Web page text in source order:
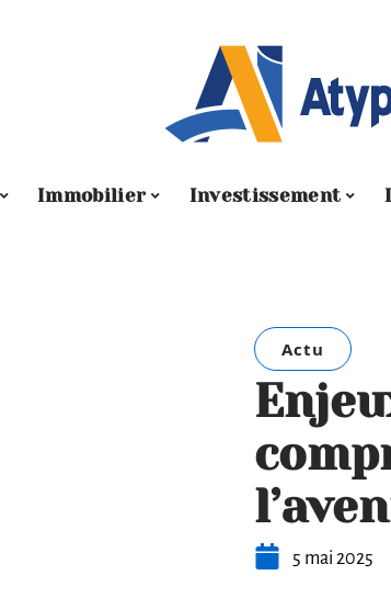
Immobilier Investissement
Actu
5 mai 2025